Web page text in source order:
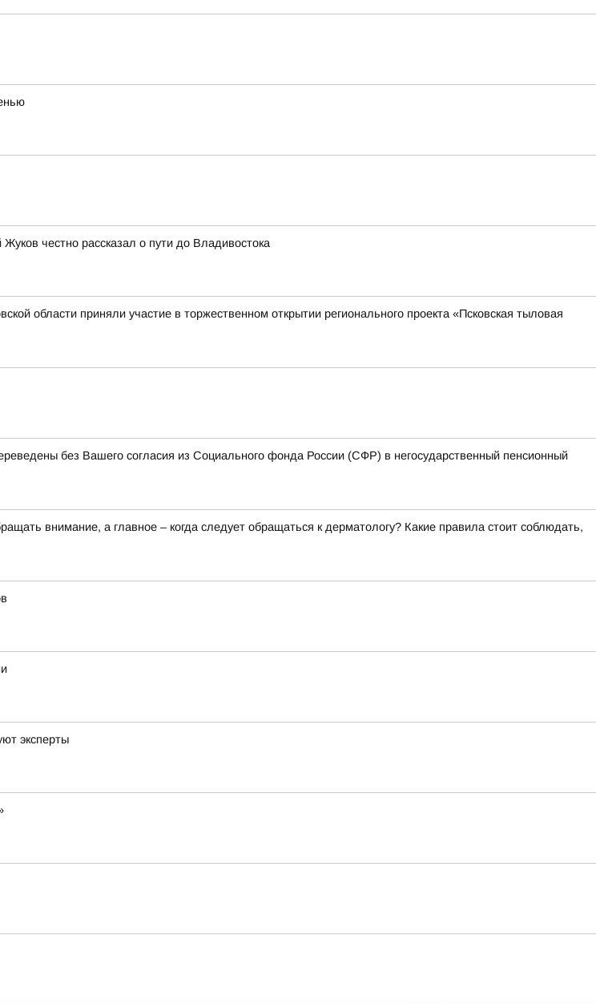
честно рассказал о пути до Владивостока
области приняли участие в торжественном открытии регионального проекта «Псковская тыловая
без Вашего согласия из Социального фонда России (СФР) в негосударственный пенсионный
внимание, а главное – когда следует обращаться к дерматологу? Какие правила стоит соблюдать,
эксперты